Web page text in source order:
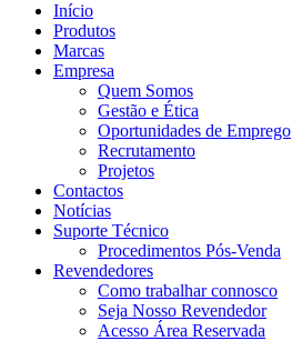
Início
Produtos
Marcas
Empresa
Quem Somos
Gestão e Ética
Oportunidades de Emprego
Recrutamento
Projetos
Contactos
Notícias
Suporte Técnico
Procedimentos Pós-Venda
Revendedores
Como trabalhar connosco
Seja Nosso Revendedor
Acesso Área Reservada